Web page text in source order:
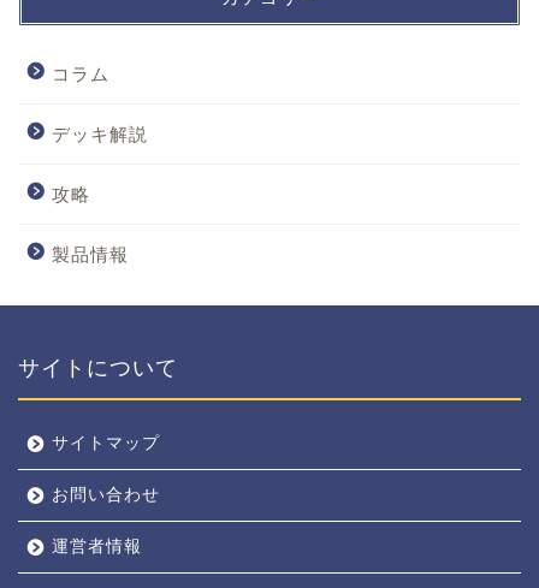
コラム
デッキ解説
攻略
製品情報
サイトについて
サイトマップ
お問い合わせ
運営者情報